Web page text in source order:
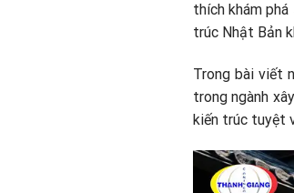
thích khám
trúc Nhật Bản
Trong bài viết
trong ngành
kiến trúc tuyệt